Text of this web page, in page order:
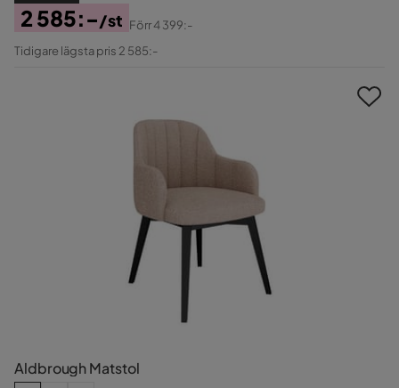
Pris
2 585:-/st
Original
Förr4 399:-
Tidigare lägsta pris 2 585:-
Aldbrough Matstol